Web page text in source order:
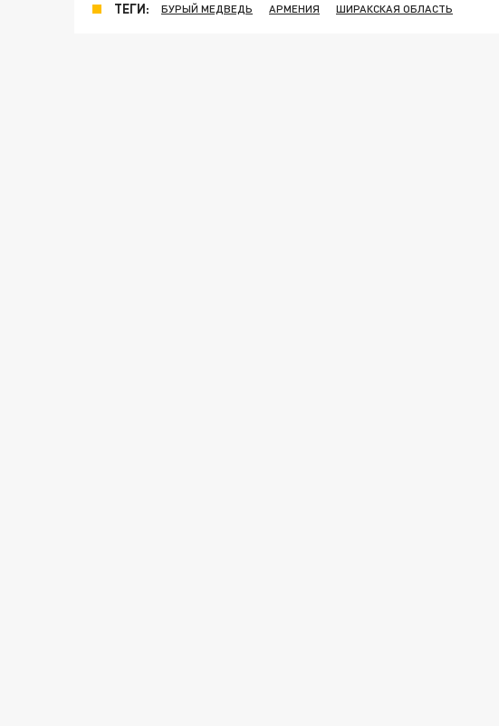
ТЕГИ: БУРЫЙ МЕДВЕДЬ АРМЕНИЯ ШИРАКСКАЯ ОБЛАСТЬ